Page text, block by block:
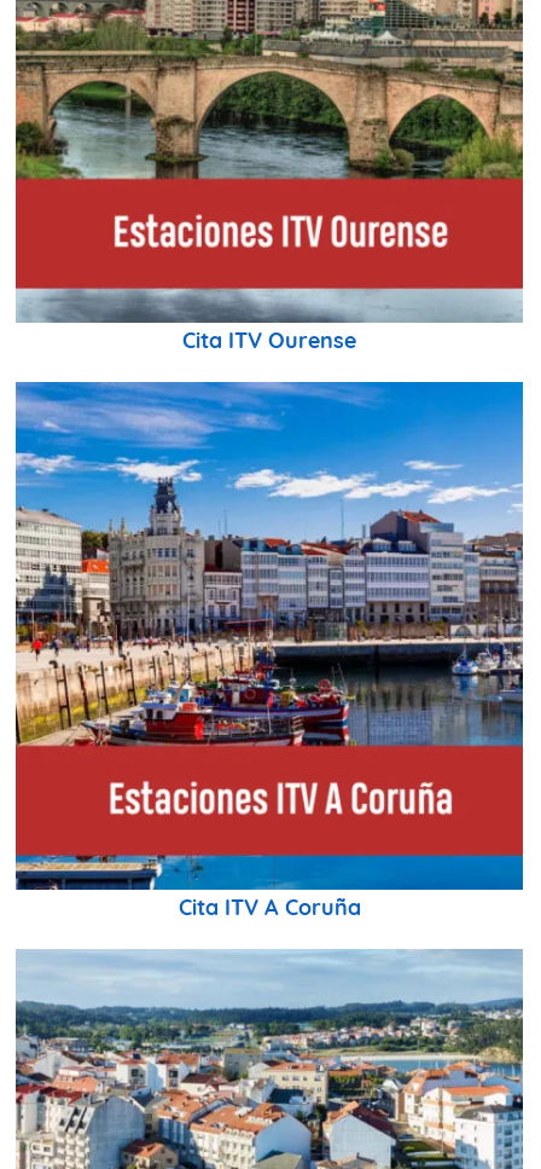
Cita ITV Ourense
Cita ITV A Coruña